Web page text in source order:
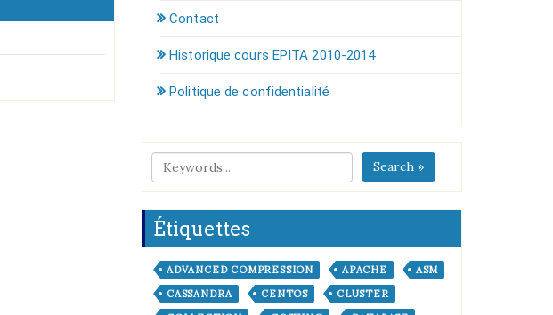
Contact
Historique cours EPITA 2010-2014
Politique de confidentialité
Search »
Étiquettes
ADVANCED COMPRESSION APACHE
ASM
CASSANDRA
CENTOS
CLUSTER